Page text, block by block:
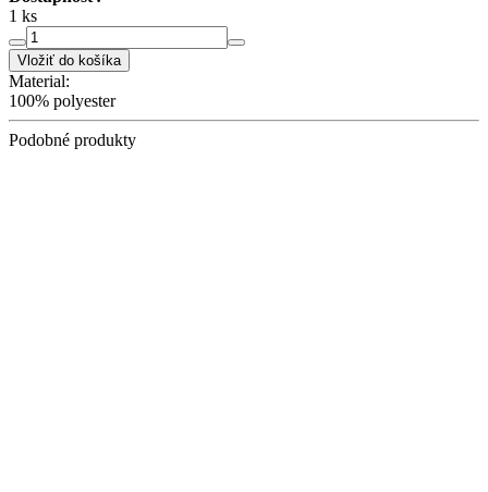
1 ks
Vložiť do košíka
Material:
100% polyester
Podobné produkty